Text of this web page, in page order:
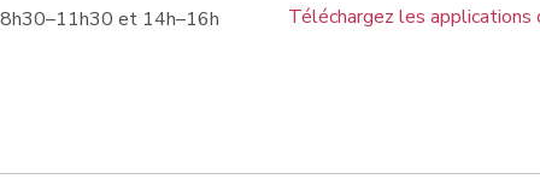
et 14h–16h
Téléchargez les